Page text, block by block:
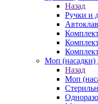
Назад
Ручки и
Моп (насадки)
Назад
Моп